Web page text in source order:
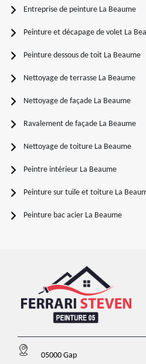
Entreprise de peinture La Beaume
Peinture et décapage de volet La
Peinture dessous de toit La Beaume
Nettoyage de terrasse La Beaume
Nettoyage de façade La Beaume
Ravalement de façade La Beaume
Nettoyage de toiture La Beaume
Peintre intérieur La Beaume
Peinture sur tuile et toiture La
Peinture bac acier La Beaume
05000 Gap